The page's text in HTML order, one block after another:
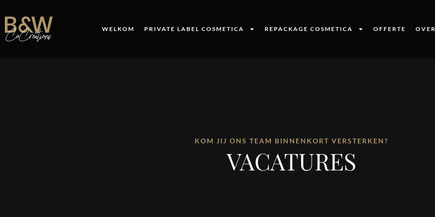
WELKOM PRIVATE LABEL COSMETICA REPACKAGE COSMETICA OFFERTE
KOM JIJ ONS TEAM BINNENKORT VERSTERKEN?
VACATURES